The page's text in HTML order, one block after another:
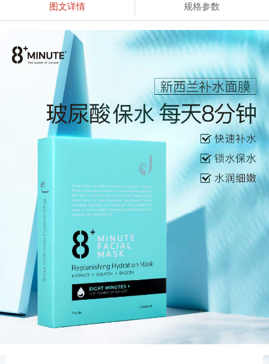
图文详情 规格参数